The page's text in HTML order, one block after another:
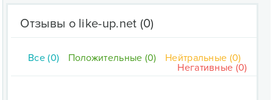
Отзывы о like-up.net (0)
Все (0) Положительные (0)
Нейтральные (0)
Негативные (0)